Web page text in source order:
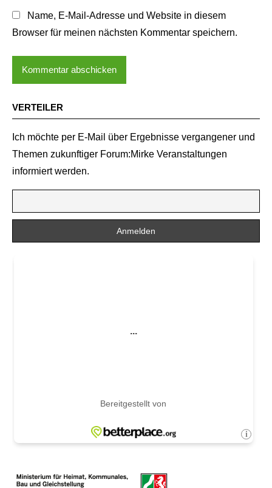
Name, E-Mail-Adresse und Website in diesem
Browser für meinen nächsten Kommentar speichern.
VERTEILER
Ich möchte per E-Mail über Ergebnisse vergangener und
Themen zukunftiger Forum:Mirke Veranstaltungen
informiert werden.